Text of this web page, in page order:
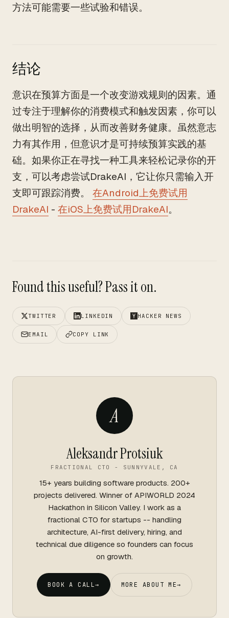
方法可能需要一些试验和错误。
结论
意识在预算方面是一个改变游戏规则的因素。通
过专注于理解你的消费模式和触发因素，你可以
做出明智的选择，从而改善财务健康。虽然意志
力有其作用，但意识才是可持续预算实践的基
础。如果你正在寻找一种工具来轻松记录你的开
支，可以考虑尝试DrakeAI，它让你只需输入开
支即可跟踪消费。 在Android上免费试用
DrakeAI - 在iOS上免费试用DrakeAI。
Found this useful? Pass it on.
TWITTER LINKEDIN HACKER NEWS
EMAIL COPY LINK
A
Aleksandr Protsiuk
FRACTIONAL CTO - SUNNYVALE, CA
15+ years building software products. 200+
projects delivered. Winner of APIWORLD 2024
Hackathon in Silicon Valley. I work as a
fractional CTO for startups -- handling
architecture, AI-first delivery, hiring, and
technical due diligence so founders can focus
on growth.
BOOK A CALL→ MORE ABOUT ME→